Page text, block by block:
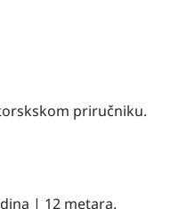
priručniku.
| 12 metara.